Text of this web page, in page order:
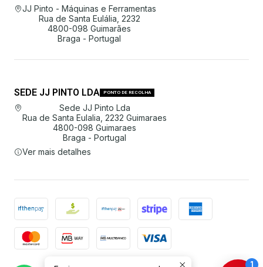
JJ Pinto - Máquinas e Ferramentas
Rua de Santa Eulália, 2232
4800-098 Guimarães
Braga - Portugal
SEDE JJ PINTO LDA PONTO DE RECOLHA
Sede JJ Pinto Lda
Rua de Santa Eulalia, 2232 Guimaraes
4800-098 Guimaraes
Braga - Portugal
Ver mais detalhes